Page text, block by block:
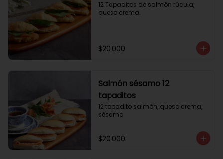
12 Tapaditos de salmón rúcula,
queso crema.
$20.000
Salmón sésamo 12
tapaditos
12 tapadito salmón, queso crema,
sésamo
$20.000